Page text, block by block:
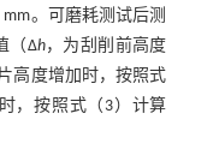
。可磨耗测试后测
（Δh，为刮削前高度
高度增加时，按照式
，按照式（3） 计算